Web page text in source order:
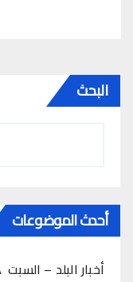
البحث
أحدث الموضوعات
أخبار البلد – السبت ٨ أغسطس ٢٠٢٦م